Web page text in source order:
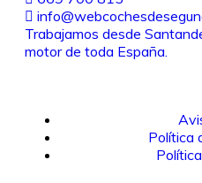
Trabajamos desde
motor de toda España.
Política